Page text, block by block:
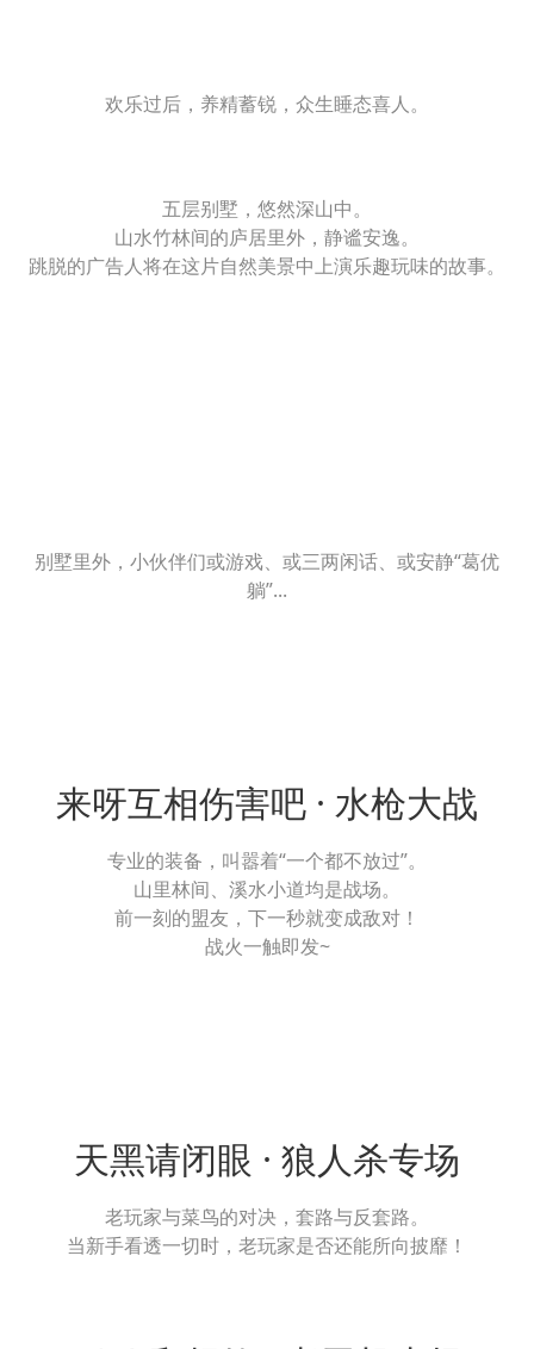
欢乐过后，养精蓄锐，众生睡态喜人。
五层别墅，悠然深山中。
山水竹林间的庐居里外，静谧安逸。
跳脱的广告人将在这片自然美景中上演乐趣玩味的故事。
别墅里外，小伙伴们或游戏、或三两闲话、或安静“葛优
躺”...
来呀互相伤害吧 · 水枪大战
专业的装备，叫嚣着“一个都不放过”。
山里林间、溪水小道均是战场。
前一刻的盟友，下一秒就变成敌对！
战火一触即发~
天黑请闭眼 · 狼人杀专场
老玩家与菜鸟的对决，套路与反套路。
当新手看透一切时，老玩家是否还能所向披靡！